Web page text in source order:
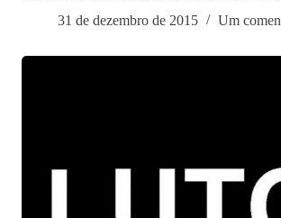
31 de dezembro de 2015
Um